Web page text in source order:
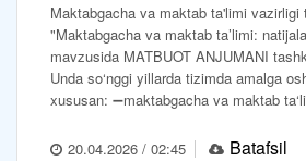
Maktabgacha va maktab ta'limi vazirligi
"Maktabgacha va maktab ta’limi:
mavzusida MATBUOT ANJUMANI
Unda so‘nggi yillarda tizimda amalga
xususan: ➖maktabgacha va maktab
20.04.2026 / 02:45 Batafsil